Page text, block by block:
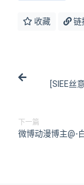
收藏 链
[SIEE丝
下一篇
微博动漫博主@-